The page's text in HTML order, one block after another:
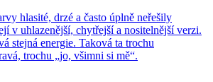
hlasité, drzé a často úplně neřešily
v uhlazenější, chytřejší a nositelnější verzi.
stejná energie. Taková ta trochu
trochu „jo, všimni si mě“.